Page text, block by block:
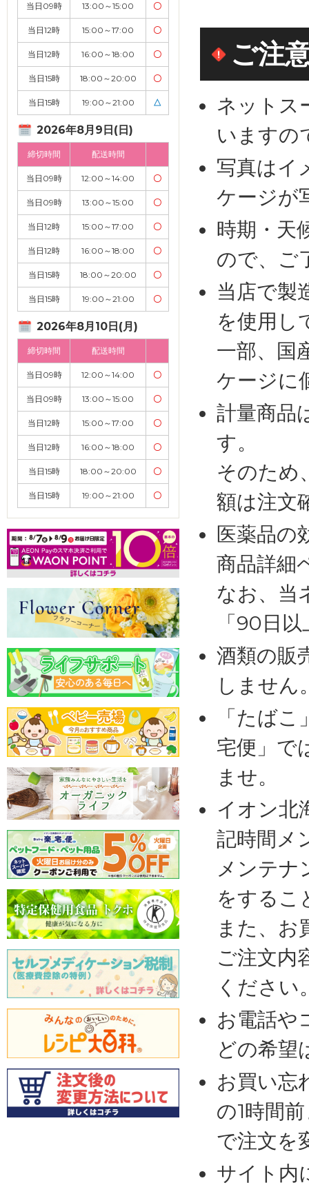
当日09時 13:00～15:00 〇
当日12時 15:00～17:00 〇
当日12時 16:00～18:00 〇
当日15時 18:00～20:00 〇
当日15時 19:00～21:00 △
2026年8月9日(日)
締切時間 配送時間
当日09時 12:00～14:00 〇
当日09時 13:00～15:00 〇
当日12時 15:00～17:00 〇
当日12時 16:00～18:00 〇
当日15時 18:00～20:00 〇
当日15時 19:00～21:00 〇
2026年8月10日(月)
締切時間 配送時間
当日09時 12:00～14:00 〇
当日09時 13:00～15:00 〇
当日12時 15:00～17:00 〇
当日12時 16:00～18:00 〇
当日15時 18:00～20:00 〇
当日15時 19:00～21:00 〇
カートに追加 カートに追加
ご注
ネットス
いますの
写真はイ
ケージが
時期・天
ので、ご
当店で製
を使用し
一部、国
ケージに
計量商品
す。
そのため
額は注文
医薬品の
商品詳細
なお、当
「90日
酒類の販
しません
「たば
宅便」で
ませ。
イオン北
記時間メ
メンテナ
をするこ
また、お
ご注文内
ください
お電話や
どの希望
お買い忘
の1時間
で注文を
サイト内